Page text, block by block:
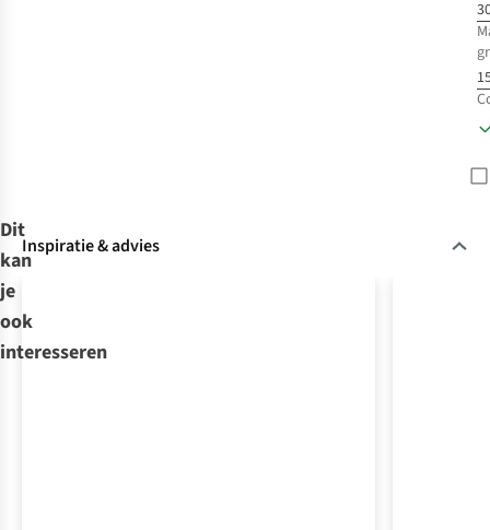
Dit
kan
je
ook
interesseren
Inspiratie & advies